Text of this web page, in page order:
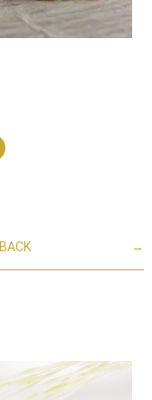
→
BACK